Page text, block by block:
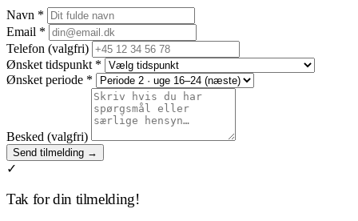
Navn *
Email *
Telefon (valgfri)
Ønsket tidspunkt *
Ønsket periode *
Besked (valgfri)
Send tilmelding →
✓
Tak for din tilmelding!